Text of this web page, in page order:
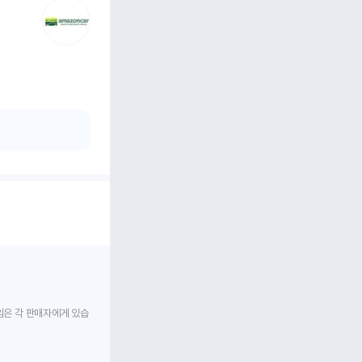
각 판매자에게 있습